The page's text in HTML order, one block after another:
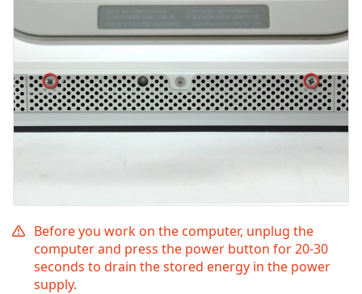
Before you work on the computer, unplug the
computer and press the power button for 20-30
seconds to drain the stored energy in the power
supply.